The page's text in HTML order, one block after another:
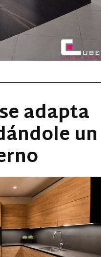
adapta
un